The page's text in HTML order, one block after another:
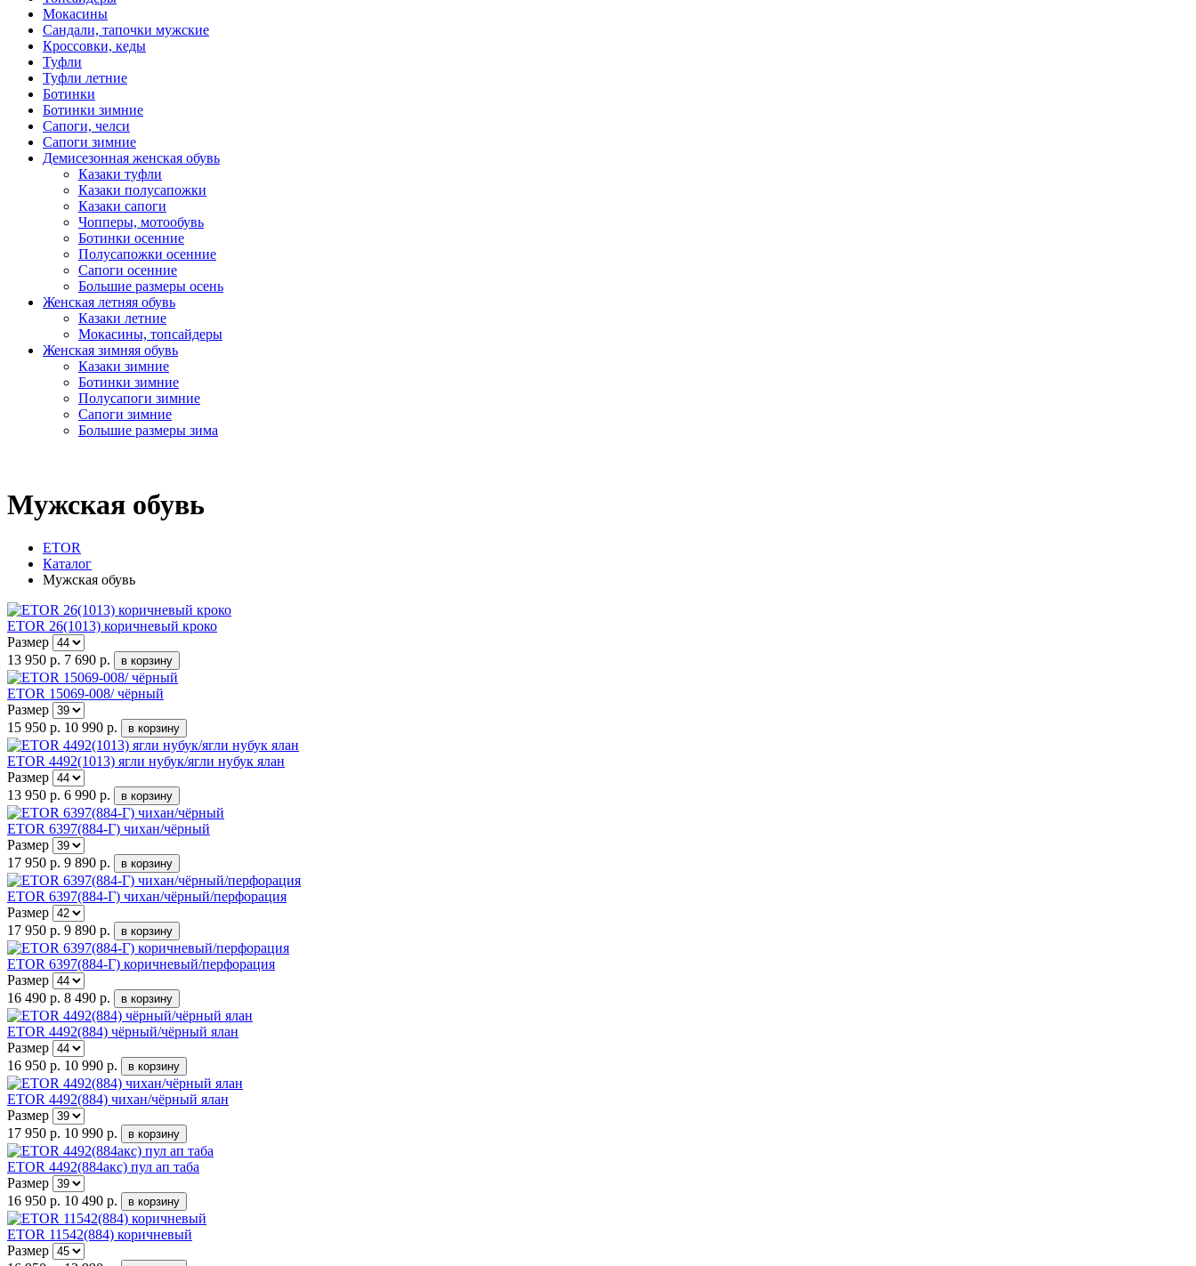
Мокасины
Сандали, тапочки мужские
Кроссовки, кеды
Туфли
Туфли летние
Ботинки
Ботинки зимние
Сапоги, челси
Сапоги зимние
Демисезонная женская обувь
Казаки туфли
Казаки полусапожки
Казаки сапоги
Чопперы, мотообувь
Ботинки осенние
Полусапожки осенние
Сапоги осенние
Большие размеры осень
Женская летняя обувь
Казаки летние
Мокасины, топсайдеры
Женская зимняя обувь
Казаки зимние
Ботинки зимние
Полусапоги зимние
Сапоги зимние
Большие размеры зима
Мужская обувь
ETOR
Каталог
Мужская обувь
ETOR 26(1013) коричневый кроко
Размер
13 950 р. 7 690 р.
ETOR 15069-008/ чёрный
Размер
15 950 р. 10 990 р.
ETOR 4492(1013) ягли нубук/ягли нубук ялан
Размер
13 950 р. 6 990 р.
ETOR 6397(884-Г) чихан/чёрный
Размер
17 950 р. 9 890 р.
ETOR 6397(884-Г) чихан/чёрный/перфорация
Размер
17 950 р. 9 890 р.
ETOR 6397(884-Г) коричневый/перфорация
Размер
16 490 р. 8 490 р.
ETOR 4492(884) чёрный/чёрный ялан
Размер
16 950 р. 10 990 р.
ETOR 4492(884) чихан/чёрный ялан
Размер
17 950 р. 10 990 р.
ETOR 4492(884акс) пул ап таба
Размер
16 950 р. 10 490 р.
ETOR 11542(884) коричневый
Размер